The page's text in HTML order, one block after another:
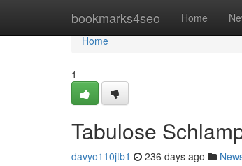
bookmarks4seo Home
Home
Home
1
Tabulose
davyo110jtb1 236 days ago